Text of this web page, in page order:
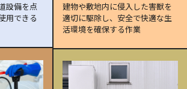
設備を点
用できる
建物や敷地内に侵入した害獣を
適切に駆除し、安全で快適な生
活環境を確保する作業